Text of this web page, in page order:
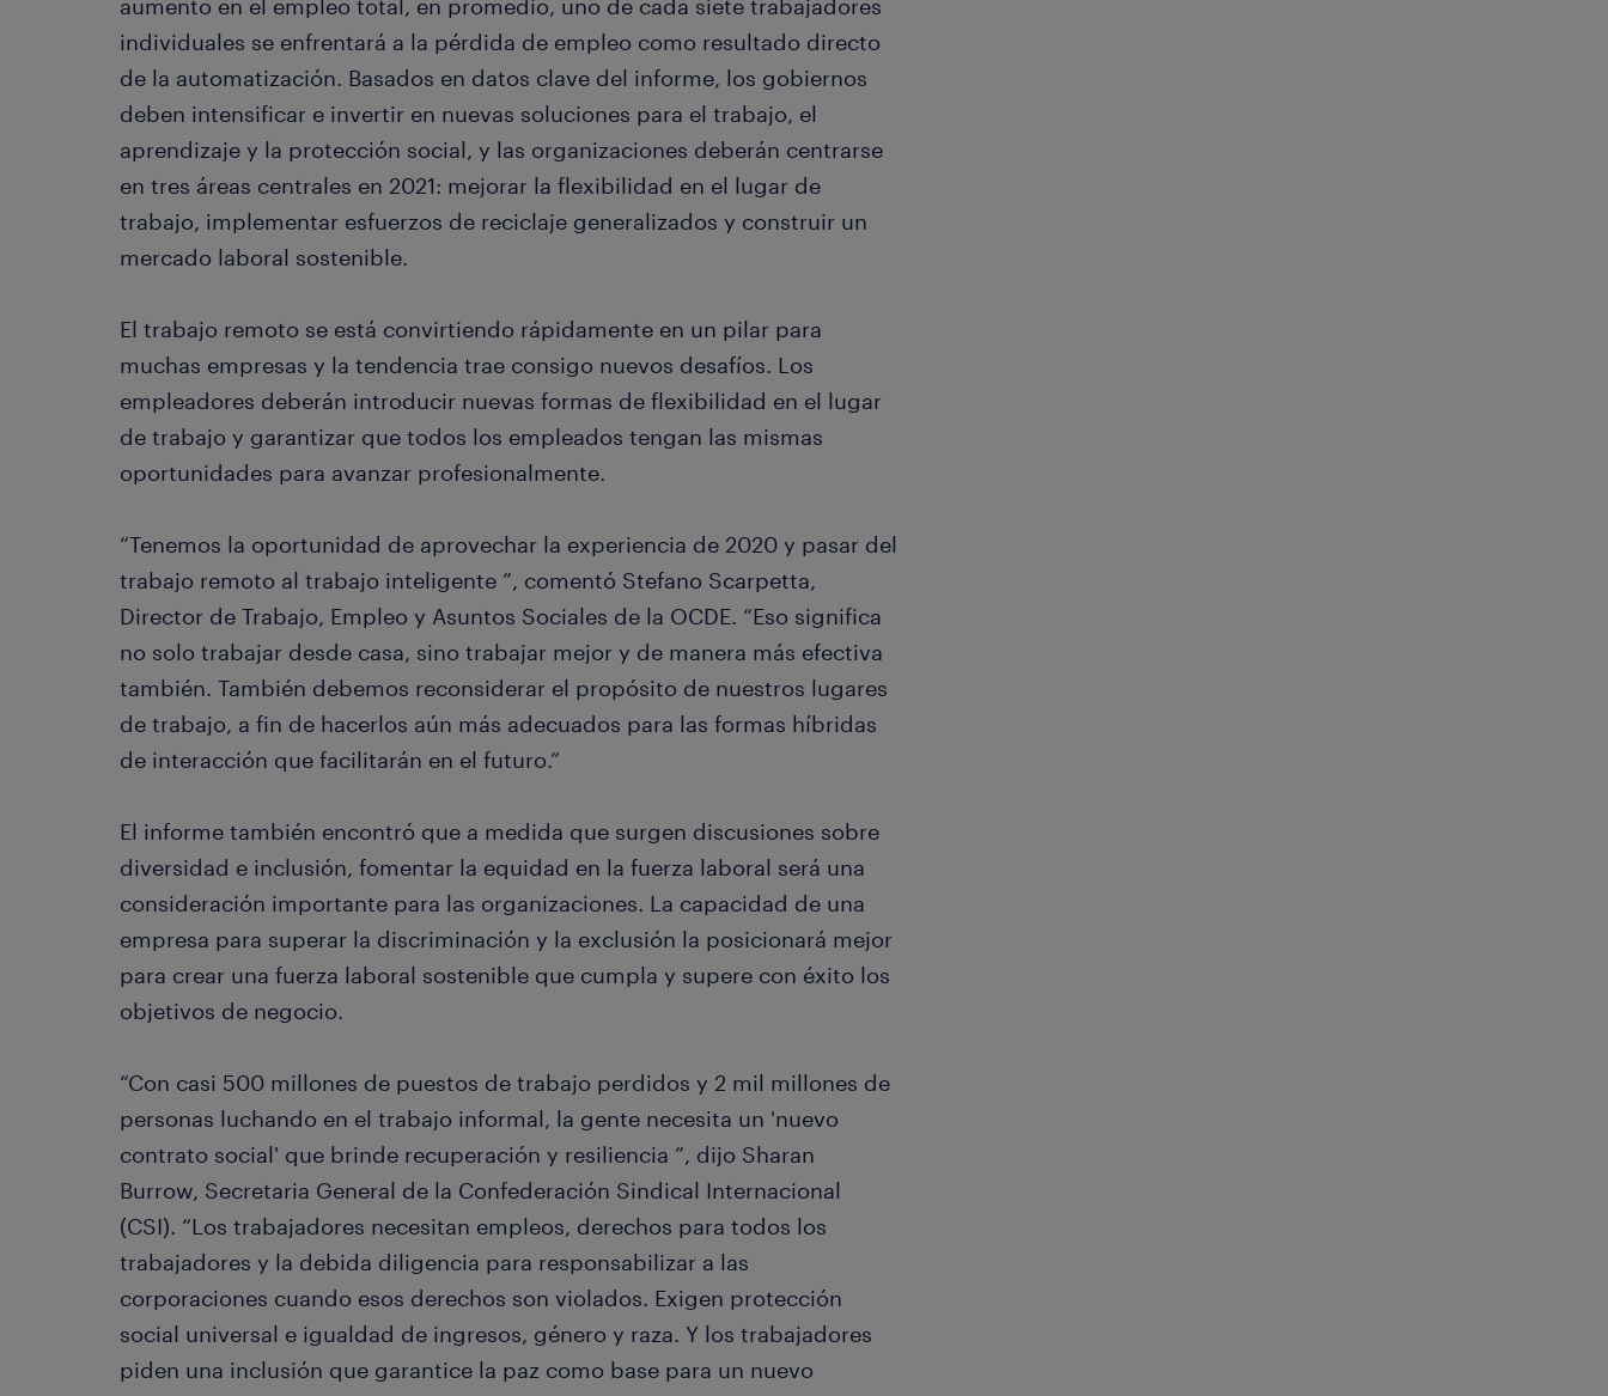
aumento en el empleo total, en promedio, uno de cada siete trabajadores
individuales se enfrentará a la pérdida de empleo como resultado directo
de la automatización. Basados en datos clave del informe, los gobiernos
deben intensificar e invertir en nuevas soluciones para el trabajo, el
aprendizaje y la protección social, y las organizaciones deberán centrarse
en tres áreas centrales en 2021: mejorar la flexibilidad en el lugar de
trabajo, implementar esfuerzos de reciclaje generalizados y construir un
mercado laboral sostenible.
El trabajo remoto se está convirtiendo rápidamente en un pilar para
muchas empresas y la tendencia trae consigo nuevos desafíos. Los
empleadores deberán introducir nuevas formas de flexibilidad en el lugar
de trabajo y garantizar que todos los empleados tengan las mismas
oportunidades para avanzar profesionalmente.
“Tenemos la oportunidad de aprovechar la experiencia de 2020 y pasar del
trabajo remoto al trabajo inteligente ”, comentó Stefano Scarpetta,
Director de Trabajo, Empleo y Asuntos Sociales de la OCDE. “Eso significa
no solo trabajar desde casa, sino trabajar mejor y de manera más efectiva
también. También debemos reconsiderar el propósito de nuestros lugares
de trabajo, a fin de hacerlos aún más adecuados para las formas híbridas
de interacción que facilitarán en el futuro.”
El informe también encontró que a medida que surgen discusiones sobre
diversidad e inclusión, fomentar la equidad en la fuerza laboral será una
consideración importante para las organizaciones. La capacidad de una
empresa para superar la discriminación y la exclusión la posicionará mejor
para crear una fuerza laboral sostenible que cumpla y supere con éxito los
objetivos de negocio.
“Con casi 500 millones de puestos de trabajo perdidos y 2 mil millones de
personas luchando en el trabajo informal, la gente necesita un 'nuevo
contrato social' que brinde recuperación y resiliencia ”, dijo Sharan
Burrow, Secretaria General de la Confederación Sindical Internacional
(CSI). “Los trabajadores necesitan empleos, derechos para todos los
trabajadores y la debida diligencia para responsabilizar a las
corporaciones cuando esos derechos son violados. Exigen protección
social universal e igualdad de ingresos, género y raza. Y los trabajadores
piden una inclusión que garantice la paz como base para un nuevo